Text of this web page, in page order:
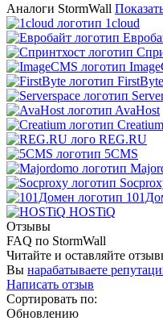
Аналоги StormWall
1cloud
FirstByte
AvaHost
Creatium
REG.RU
5CMS
HOSTiQ
Отзывы
FAQ по StormWall
Читайте и оставляйте
Вы нарабатываете
Написать отзыв
Сортировать по:
Обновлению